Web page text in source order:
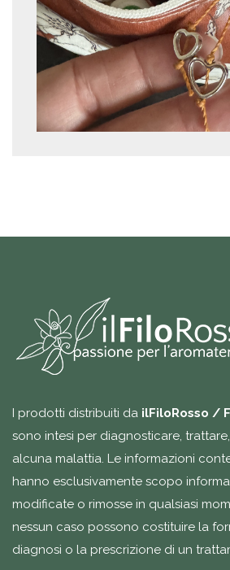
I prodotti distribuiti da ilFiloRosso /
sono intesi per diagnosticare,
alcuna malattia. Le informazioni
hanno esclusivamente scopo
modificate o rimosse in qualsiasi
nessun caso possono costituire la
diagnosi o la prescrizione di un